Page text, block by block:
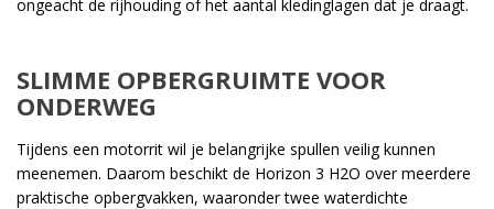
ongeacht de rijhouding of het aantal kledinglagen dat je draagt.
SLIMME OPBERGRUIMTE VOOR
ONDERWEG
Tijdens een motorrit wil je belangrijke spullen veilig kunnen
meenemen. Daarom beschikt de Horizon 3 H2O over meerdere
praktische opbergvakken, waaronder twee waterdichte